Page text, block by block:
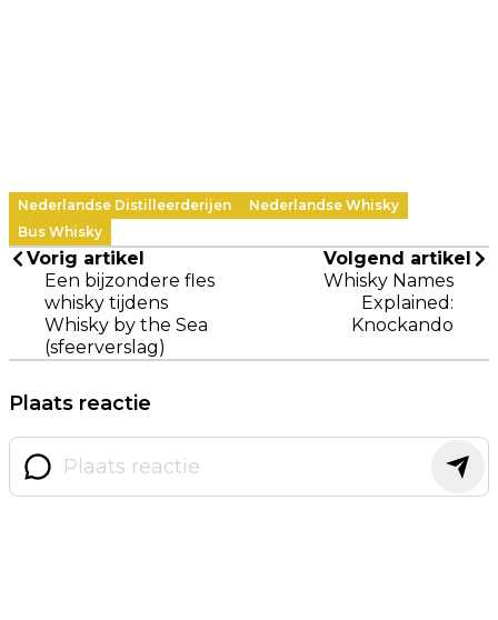
Nederlandse Distilleerderijen
Nederlandse Whisky
Bus Whisky
Vorig artikel
Een bijzondere fles
whisky tijdens
Whisky by the Sea
(sfeerverslag)
Volgend artikel
Whisky Names
Explained:
Knockando
Plaats reactie